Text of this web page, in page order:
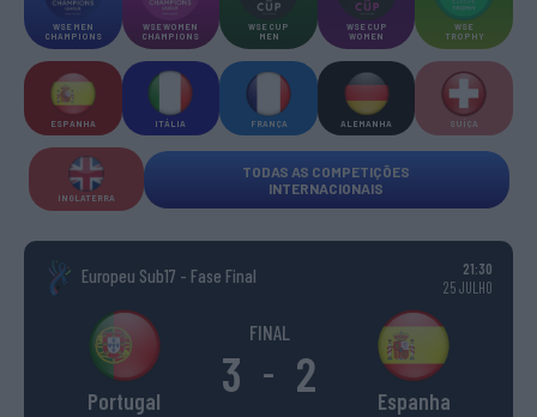
WSE MEN
CHAMPIONS
WSE WOMEN
CHAMPIONS
WSE CUP
MEN
WSE CUP
WOMEN
WSE
TROPHY
ESPANHA ITÁLIA FRANÇA ALEMANHA SUÍÇA
INGLATERRA
TODAS AS COMPETIÇÕES
INTERNACIONAIS
Europeu Sub17 - Fase Final
21:30
25 JULHO
Portugal
FINAL
3 - 2 Espanha